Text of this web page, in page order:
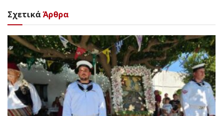
ΣχετικάΆρθρα